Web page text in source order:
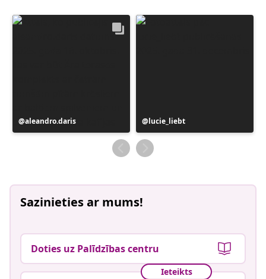
Ierakstu
publicējis
aleandro.daris
Ierakstu
publicējis
lucie_liebt
Sazinieties ar mums!
Doties uz Palīdzības centru
Ieteikts